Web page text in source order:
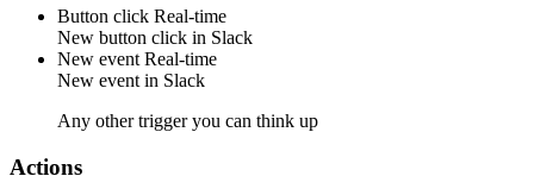
Button click Real-time
New button click in Slack
New eventReal-time
New eventin Slack
Any other trigger you can think up
Actions